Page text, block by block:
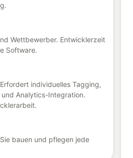
Wettbewerber. Entwicklerzeit
Software.
Erfordert individuelles Tagging,
Analytics-Integration.
Sie bauen und pflegen jede